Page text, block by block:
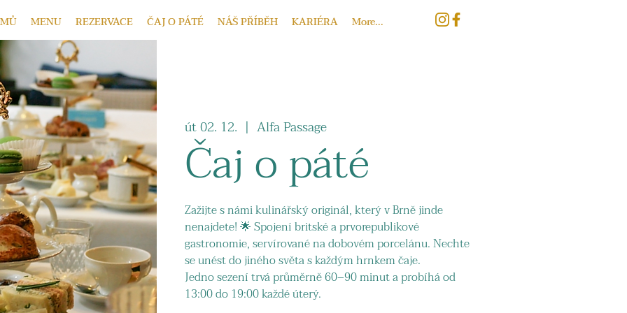
MENU REZERVACE ČAJ O PÁTÉ NÁŠ PŘÍBĚH KARIÉRA More...
út 02. 12.
  |
Alfa Passage
Čaj o páté
Zažijte s námi kulinářský originál, který v Brně jinde
nenajdete! 🌟 Spojení britské a prvorepublikové
gastronomie, servírované na dobovém porcelánu. Nechte
se unést do jiného světa s každým hrnkem čaje.
Jedno sezení trvá průměrně 60–90 minut a probíhá od
13:00 do 19:00 každé úterý.